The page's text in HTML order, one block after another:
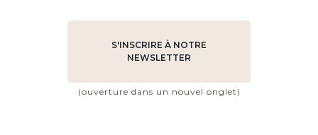
S'INSCRIRE À NOTRE
NEWSLETTER
(ouverture dans un nouvel onglet)